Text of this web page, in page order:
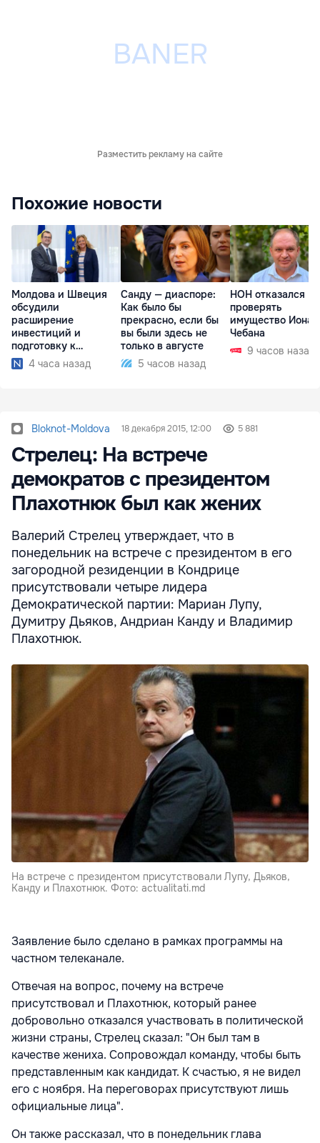
Разместить рекламу на сайте
Похожие новости
Молдова и Швеция
обсудили
расширение
инвестиций и
подготовку к
отопительному
сезону
4 часа назад
Санду — диаспоре:
Как было бы
прекрасно, если бы
вы были здесь не
только в августе
5 часов назад
НОН отказался
проверять
имущество Иона
Чебана
9 часов назад
Bloknot-Moldova 18 декабря 2015, 12:00 5 881
Стрелец: На встрече
демократов с президентом
Плахотнюк был как жених
Валерий Стрелец утверждает, что в
понедельник на встрече с президентом в его
загородной резиденции в Кондрице
присутствовали четыре лидера
Демократической партии: Мариан Лупу,
Думитру Дьяков, Андриан Канду и Владимир
Плахотнюк.
На встрече с президентом присутствовали Лупу, Дьяков,
Канду и Плахотнюк. Фото: actualitati.md
Заявление было сделано в рамках программы на
частном телеканале.
Отвечая на вопрос, почему на встрече
присутствовал и Плахотнюк, который ранее
добровольно отказался участвовать в политической
жизни страны, Стрелец сказал: "Он был там в
качестве жениха. Сопровождал команду, чтобы быть
представленным как кандидат. К счастью, я не видел
его с ноября. На переговорах присутствуют лишь
официальные лица".
Он также рассказал, что в понедельник глава